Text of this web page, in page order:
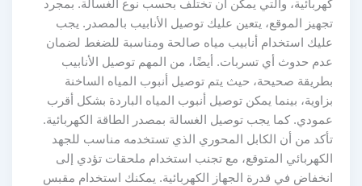
كهربائية، والتي يمكن أن تختلف بحسب نوع الغسالة. بمجرد
تجهيز الموقع، يتعين عليك توصيل الأنابيب بالمصدر. يجب
عليك استخدام أنابيب مياه صالحة ومناسبة للضغط لضمان
عدم حدوث أي تسربات. أيضًا، من المهم توصيل الأنابيب
بطريقة صحيحة، حيث يتم توصيل أنبوب المياه الساخنة
بزاوية، بينما يمكن توصيل أنبوب المياه الباردة بشكل أقرب
عمودي. كما يجب توصيل الغسالة بمصدر الطاقة الكهربائية.
تأكد من أن الكابل المحوري الذي تستخدمه مناسب للجهد
الكهربائي المتوقع، مع تجنب استخدام ملحقات تؤدي إلى
انخفاض في قدرة الجهاز الكهربائية. يمكنك استخدام مقبس